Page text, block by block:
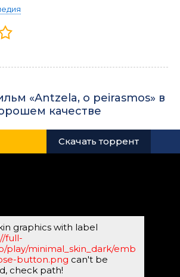
«Antzela, o peirasmos» в
качестве
Скачать торрент
graphics with label
full-
play/minimal_skin_dark/emb
button.png can't be
check path!